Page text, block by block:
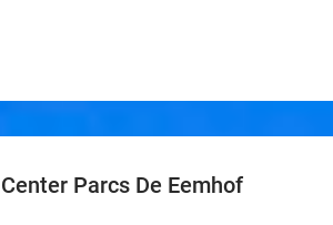
Center Parcs De Eemhof